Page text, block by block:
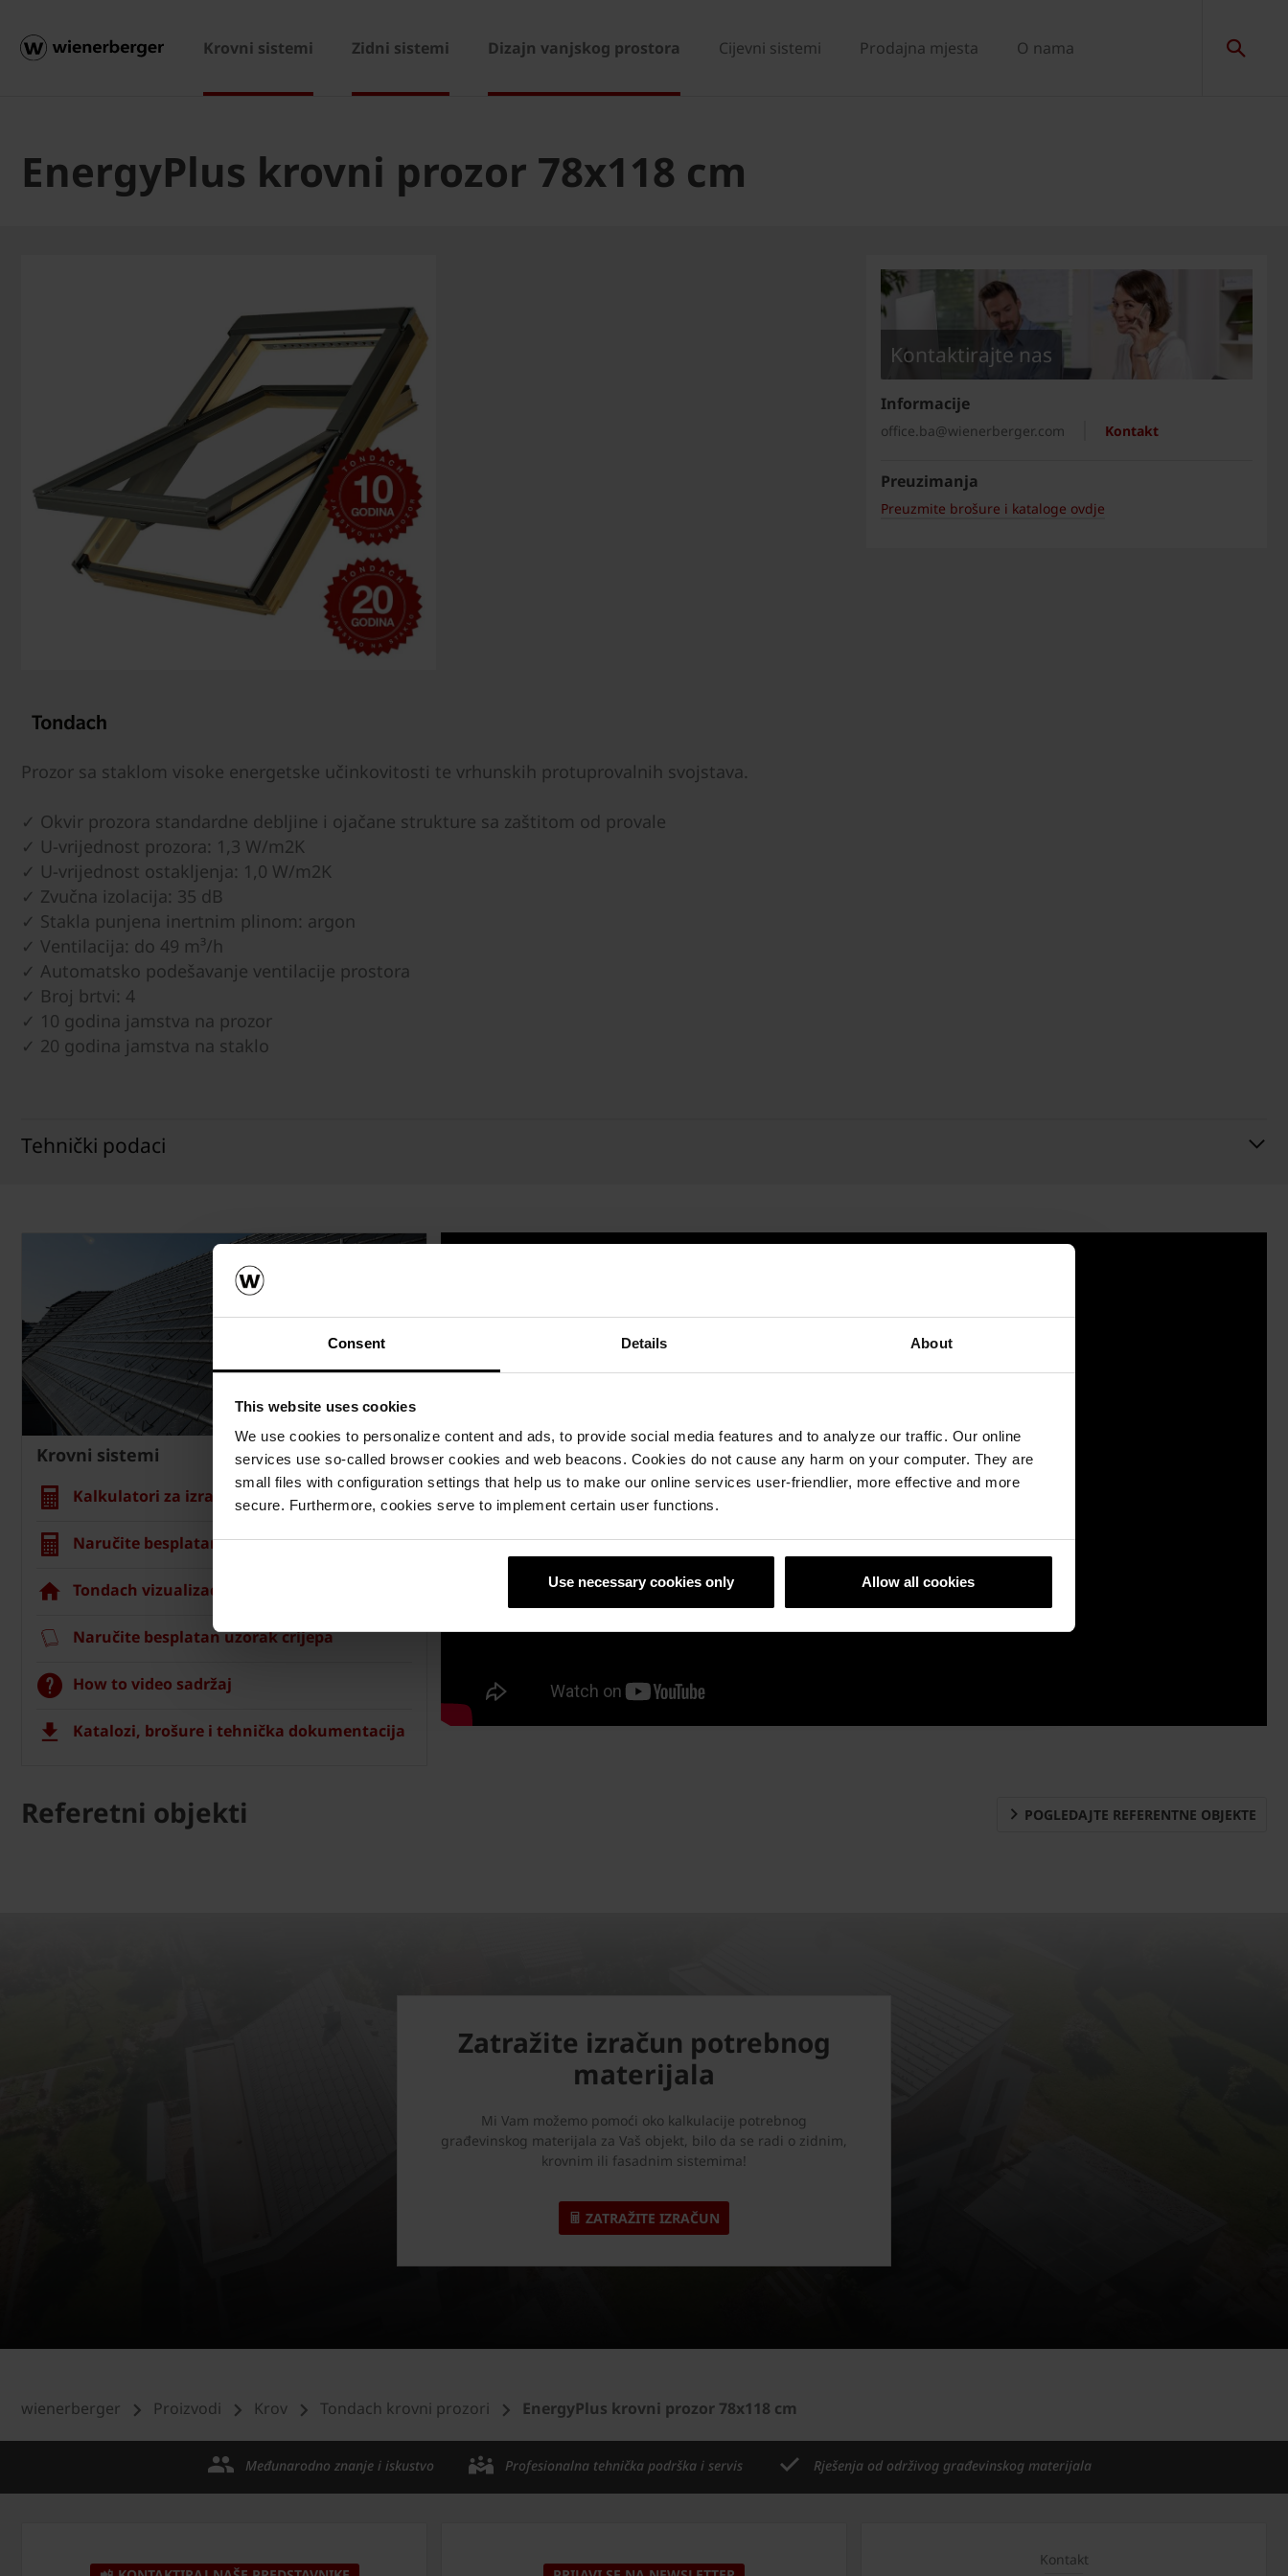
Consent Details About
This website uses cookies
We use cookies to personalize content and ads, to provide social media features and to analyze our traffic. Our online
services use so-called browser cookies and web beacons. Cookies do not cause any harm on your computer. They are
small files with configuration settings that help us to make our online services user-friendlier, more effective and more
secure. Furthermore, cookies serve to implement certain user functions.
Use necessary cookies only Allow all cookies
Krovni sistemi Zidni sistemi Dizajn vanjskog prostora Cijevni sistemi Prodajna mjesta O nama
EnergyPlus krovni prozor 78x118 cm
Prozor sa staklom visoke energetske učinkovitosti te vrhunskih protuprovalnih svojstava.
✓ Okvir prozora standardne debljine i ojačane strukture sa zaštitom od provale
✓ U-vrijednost prozora: 1,3 W/m2K
✓ U-vrijednost ostakljenja: 1,0 W/m2K
✓ Zvučna izolacija: 35 dB
✓ Stakla punjena inertnim plinom: argon
✓ Ventilacija: do 49 m³/h
✓ Automatsko podešavanje ventilacije prostora
✓ Broj brtvi: 4
✓ 10 godina jamstva na prozor
✓ 20 godina jamstva na staklo
Kontaktirajte nas
Informacije
Kontakt
office.ba@wienerberger.com
Preuzimanja
Preuzmite brošure i kataloge ovdje
Tehnički podaci
Krovni sistemi
Kalkulatori za izračun krova
Naručite besplatan izračun materijala
Tondach vizualizacija krova
Naručite besplatan uzorak crijepa
How to video sadržaj
Katalozi, brošure i tehnička dokumentacija
Referetni objekti POGLEDAJTE REFERENTNE OBJEKTE
Zatražite izračun potrebnog
materijala
Mi Vam možemo pomoći oko kalkulacije potrebnog
građevinskog materijala za Vaš objekt, bilo da se radi o zidnim,
krovnim ili fasadnim sistemima!
ZATRAŽITE IZRAČUN
wienerberger Proizvodi Krov Tondach krovni prozori EnergyPlus krovni prozor 78x118 cm
Međunarodno znanje i iskustvo Profesionalna tehnička podrška i servis Rješenja od održivog građevinskog materijala
Kontakt